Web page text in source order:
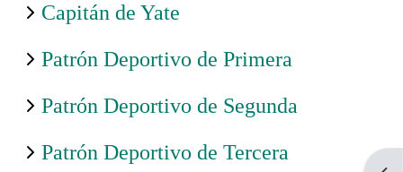
Capitán de Yate
Patrón Deportivo de Primera
Patrón Deportivo de Segunda
Patrón Deportivo de Tercera